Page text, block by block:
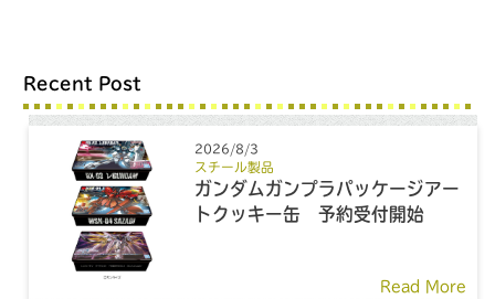
Recent Post
2026/8/3
スチール製品
ガンダムガンプラパッケージアー
トクッキー缶 予約受付開始
Read More